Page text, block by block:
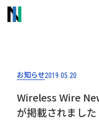
お知らせ2019.05.20
Wireless Wire
が掲載されました